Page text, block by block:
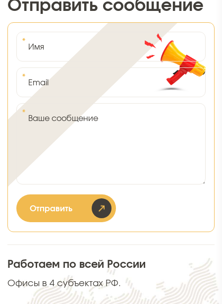
Отправить сообщение
Имя
*
Email
*
Ваше сообщение
*
Отправить
Работаем по всей России
Офисы в 4 субъектах РФ.